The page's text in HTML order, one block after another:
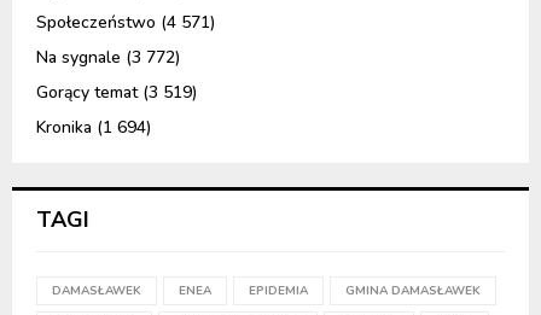
Społeczeństwo (4 571)
Na sygnale (3 772)
Gorący temat(3 519)
Kronika (1 694)
TAGI
DAMASŁAWEK ENEA EPIDEMIA GMINA DAMASŁAWEK